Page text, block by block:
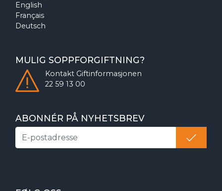
English
Français
Deutsch
MULIG SOPPFORGIFTNING?
Kontakt Giftinformasjonen
22 59 13 00
ABONNÉR PÅ NYHETSBREV